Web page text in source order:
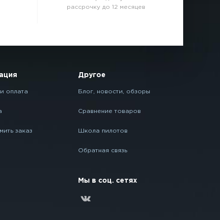
рассрочку до 12 месяцев
оплата
заказ
Другое
Блог, новости, обзоры
Сравнение товаров
Школа пилотов
Обратная связь
Мы в соц. сетях